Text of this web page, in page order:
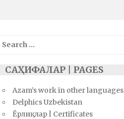
Search
for:
САҲИФАЛАР | PAGES
Azam’s work in other languages
Delphics Uzbekistan
Ёрлиқлар | Certificates